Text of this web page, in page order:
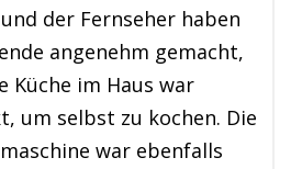
der Fernseher haben
angenehm gemacht,
Küche im Haus war
um selbst zu kochen. Die
war ebenfalls